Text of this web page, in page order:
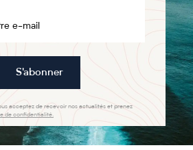
S'abonner
acceptez de recevoir nos actualités et prenez
de confidentialité.